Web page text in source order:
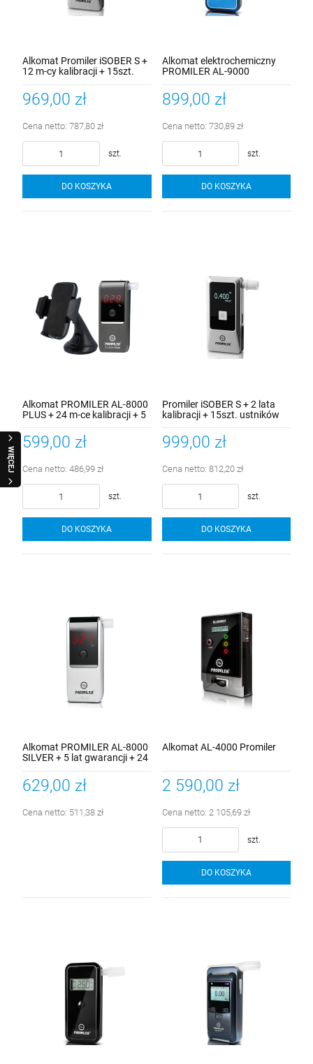
WIĘCEJ
Alkomat Promiler iSOBER S +
12 m-cy kalibracji + 15szt.
ustników
969,00 zł
Cena netto: 787,80 zł
szt.
DO KOSZYKA
Alkomat elektrochemiczny
PROMILER AL-9000
899,00 zł
Cena netto: 730,89 zł
szt.
DO KOSZYKA
Alkomat PROMILER AL-8000
PLUS + 24 m-ce kalibracji + 5
lat gwarancji + 15szt.
ustników oryginalnych +
uchwyt GSM
599,00 zł
Cena netto: 486,99 zł
szt.
DO KOSZYKA
Promiler iSOBER S + 2 lata
kalibracji + 15szt. ustników
999,00 zł
Cena netto: 812,20 zł
szt.
DO KOSZYKA
Alkomat PROMILER AL-8000
SILVER + 5 lat gwarancji + 24
629,00 zł
Cena netto: 511,38 zł
Alkomat AL-4000 Promiler
2 590,00 zł
Cena netto: 2 105,69 zł
szt.
DO KOSZYKA